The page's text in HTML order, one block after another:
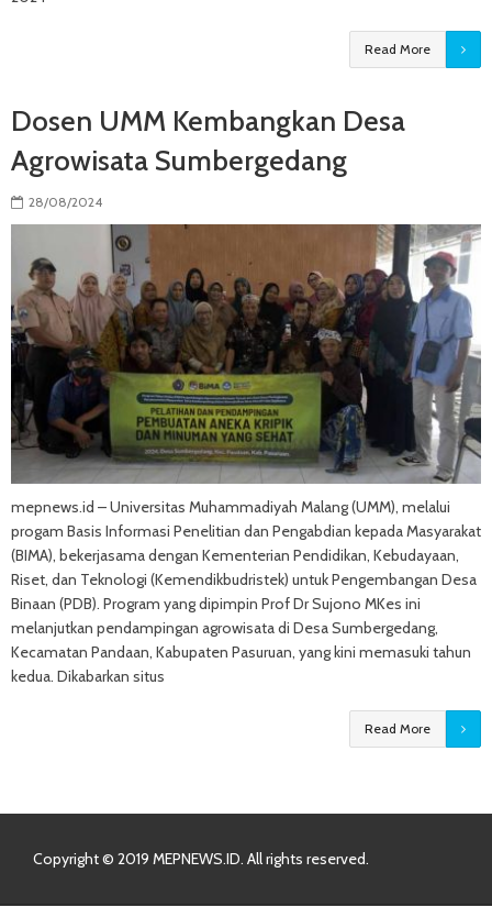
Read More
Dosen UMM Kembangkan Desa
Agrowisata Sumbergedang
28/08/2024
mepnews.id – Universitas Muhammadiyah Malang (UMM), melalui
progam Basis Informasi Penelitian dan Pengabdian kepada Masyarakat
(BIMA), bekerjasama dengan Kementerian Pendidikan, Kebudayaan,
Riset, dan Teknologi (Kemendikbudristek) untuk Pengembangan Desa
Binaan (PDB). Program yang dipimpin Prof Dr Sujono MKes ini
melanjutkan pendampingan agrowisata di Desa Sumbergedang,
Kecamatan Pandaan, Kabupaten Pasuruan, yang kini memasuki tahun
kedua. Dikabarkan situs
Read More
Copyright © 2019 MEPNEWS.ID. All rights reserved.